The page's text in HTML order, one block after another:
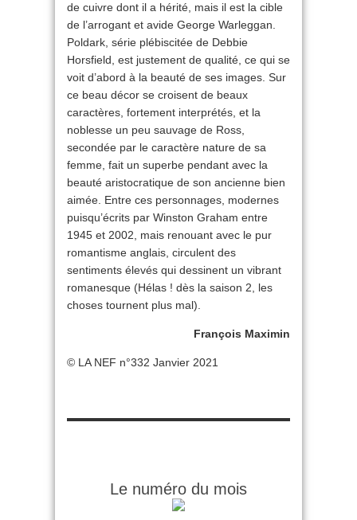
de cuivre dont il a hérité, mais il est la cible
de l’arrogant et avide George Warleggan.
Poldark, série plébiscitée de Debbie
Horsfield, est justement de qualité, ce qui se
voit d’abord à la beauté de ses images. Sur
ce beau décor se croisent de beaux
caractères, fortement interprétés, et la
noblesse un peu sauvage de Ross,
secondée par le caractère nature de sa
femme, fait un superbe pendant avec la
beauté aristocratique de son ancienne bien
aimée. Entre ces personnages, modernes
puisqu’écrits par Winston Graham entre
1945 et 2002, mais renouant avec le pur
romantisme anglais, circulent des
sentiments élevés qui dessinent un vibrant
romanesque (Hélas ! dès la saison 2, les
choses tournent plus mal).
François Maximin
© LA NEF n°332 Janvier 2021
Le numéro du mois